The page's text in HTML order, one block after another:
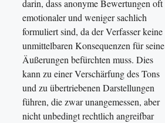
darin, dass anonyme Bewertungen oft
emotionaler und weniger sachlich
formuliert sind, da der Verfasser keine
unmittelbaren Konsequenzen für seine
Äußerungen befürchten muss. Dies
kann zu einer Verschärfung des Tons
und zu übertriebenen Darstellungen
führen, die zwar unangemessen, aber
nicht unbedingt rechtlich angreifbar